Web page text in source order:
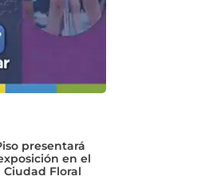
presentará
en el
Floral